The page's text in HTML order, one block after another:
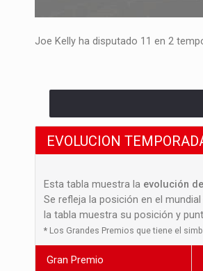
Joe Kelly ha disputado 11 en 2
EVOLUCION
Esta tabla muestra la evolución
Se refleja la posición en el
la tabla muestra su posición y
* Los Grandes Premios que tiene el
Gran Premio